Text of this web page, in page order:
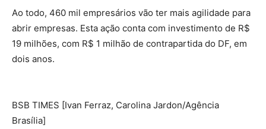
Ao todo, 460 mil empresários vão ter mais agilidade para
abrir empresas. Esta ação conta com investimento de R$
19 milhões, com R$ 1 milhão de contrapartida do DF, em
dois anos.
BSB TIMES [Ivan Ferraz, Carolina Jardon/Agência
Brasília]